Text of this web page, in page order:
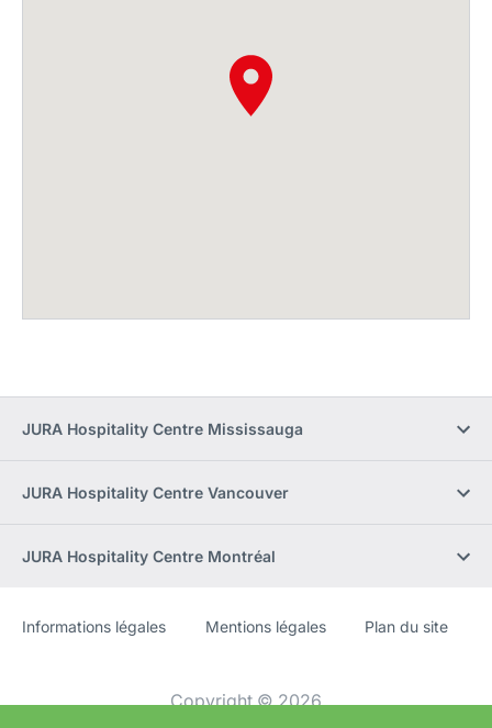
JURA Hospitality Centre Mississauga
JURA Hospitality Centre Vancouver
JURA Hospitality Centre Montréal
Site
[Website
Informations légales Mentions légales Plan du site
Copyright © 2026